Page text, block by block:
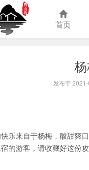
首页
发布于
乐来自于杨梅，酸甜爽
的游客，请收藏好这份攻